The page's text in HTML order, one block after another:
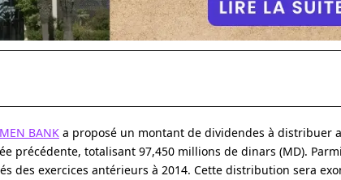
BANK a proposé un montant de dividendes à distribuer
précédente, totalisant 97,450 millions de dinars (MD).
des exercices antérieurs à 2014. Cette distribution sera